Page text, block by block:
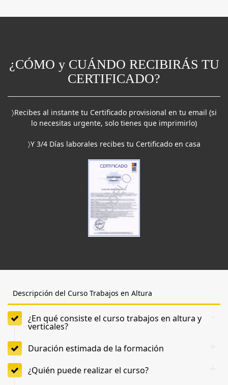
¿CÓMO y CUÁNDO RECIBIRÁS TU
CERTIFICADO?
〉Recibes al instante tu Certificado provisional en tu email (si
lo necesitas urgente, solo tienes que imprimirlo)
〉Y 3/4 Días laborales recibes tu Certificado en casa
Descripción del Curso Trabajos en Altura
¿En qué consiste el curso trabajos en altura y
verticales?
Duración estimada de la formación
¿Quién puede realizar el curso?